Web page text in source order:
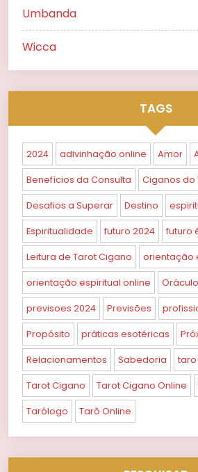
Umbanda
Wicca
TAGS
2024 adivinhação online Amor
Benefícios da Consulta Ciganos do
Desafios a Superar Destino
Espiritualidade futuro 2024 futuro
Leitura de Tarot Cigano orientação
orientação espiritual online Oráculo
previsoes 2024 Previsões
Propósito práticas esotéricas
Relacionamentos Sabedoria taro
Tarot Cigano Tarot Cigano Online
Tarólogo Tarô Online